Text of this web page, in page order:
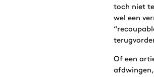
toch niet
wel een
Of een